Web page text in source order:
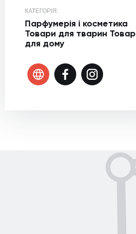
КАТЕГОРІЯ:
Парфумерія і косметика
Товари для тварин
для дому